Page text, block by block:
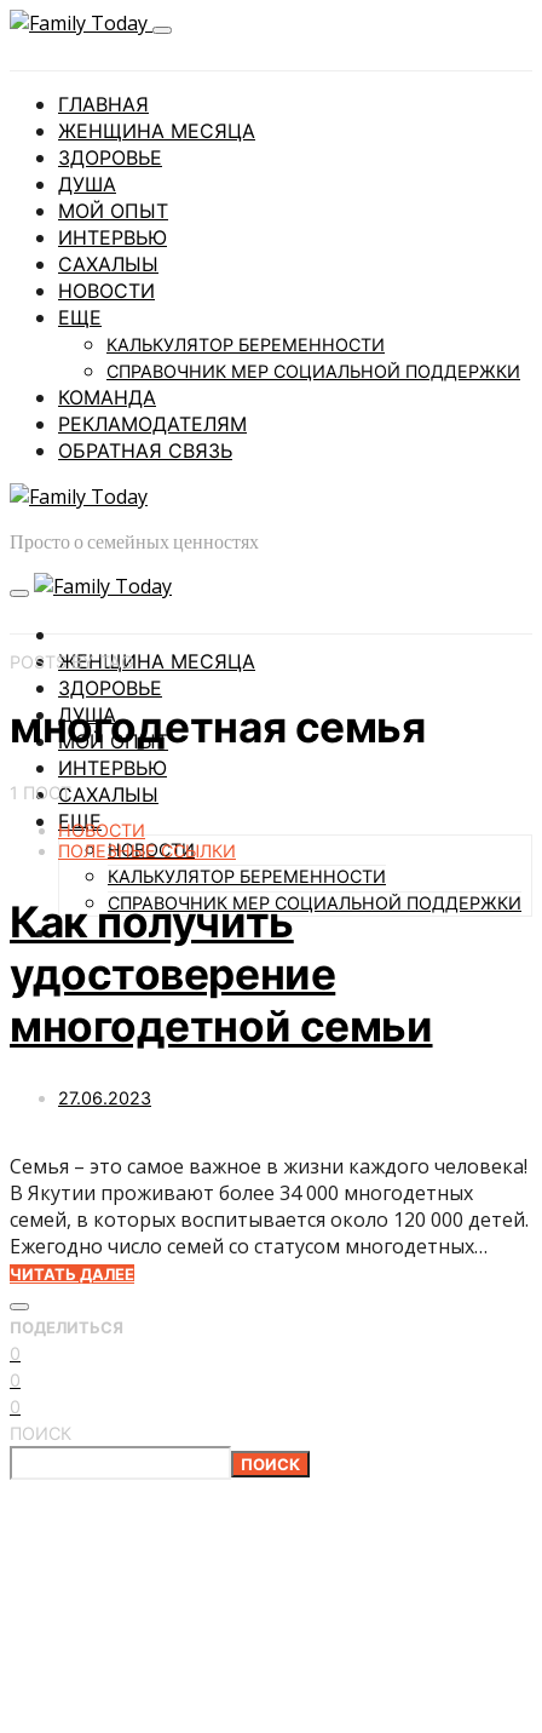
ГЛАВНАЯ
ЖЕНЩИНА МЕСЯЦА
ЗДОРОВЬЕ
ДУША
МОЙ ОПЫТ
ИНТЕРВЬЮ
САХАЛЫЫ
НОВОСТИ
ЕЩЕ
КАЛЬКУЛЯТОР БЕРЕМЕННОСТИ
СПРАВОЧНИК МЕР СОЦИАЛЬНОЙ ПОДДЕРЖКИ
КОМАНДА
РЕКЛАМОДАТЕЛЯМ
ОБРАТНАЯ СВЯЗЬ
Просто о семейных ценностях
ЖЕНЩИНА МЕСЯЦА
ЗДОРОВЬЕ
ДУША
МОЙ ОПЫТ
ИНТЕРВЬЮ
САХАЛЫЫ
ЕЩЕ
НОВОСТИ
КАЛЬКУЛЯТОР БЕРЕМЕННОСТИ
СПРАВОЧНИК МЕР СОЦИАЛЬНОЙ ПОДДЕРЖКИ
POSTS BY TAG
многодетная семья
1 ПОСТ
НОВОСТИ
ПОЛЕЗНЫЕ ССЫЛКИ
Как получить
удостоверение
многодетной семьи
27.06.2023
Семья – это самое важное в жизни каждого человека!
В Якутии проживают более 34 000 многодетных
семей, в которых воспитывается около 120 000 детей.
Ежегодно число семей со статусом многодетных…
ЧИТАТЬ ДАЛЕЕ
ПОДЕЛИТЬСЯ
0
0
0
ПОИСК
ПОИСК